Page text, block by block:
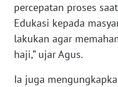
percepatan proses
Edukasi kepada
lakukan agar
haji,” ujar Agus.
Ia juga
WN
LAMPUNG
WN